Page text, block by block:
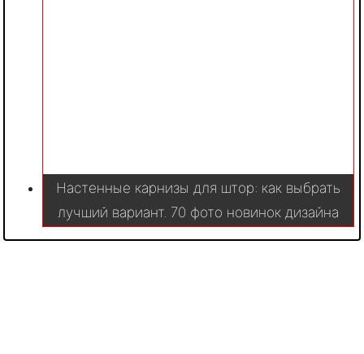
Настенные карнизы для штор: как выбрать
лучший вариант. 70 фото новинок дизайна